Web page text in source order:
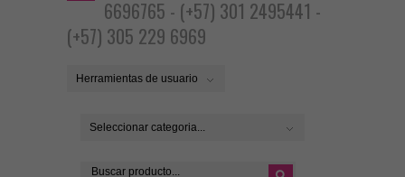
6696765 - (+57) 301 2495441 -
(+57) 305 229 6969
Herramientas de usuario
Seleccionar categoria...